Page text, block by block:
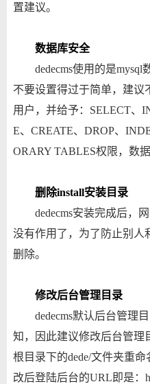
置建议。
数据库安全
dedecms使用的是mysql
不要设置得过于简单，建议
用户，并给予：SELECT、
E、CREATE、DROP、
ORARY TABLES权限，数
删除install安装目录
dedecms安装完成后，网
没有作用了，为了防止别人
删除。
修改后台管理目录
dedecms默认后台管理目
知，因此建议修改后台管理
根目录下的dede/文件夹重
改后登陆后台的URL即是：